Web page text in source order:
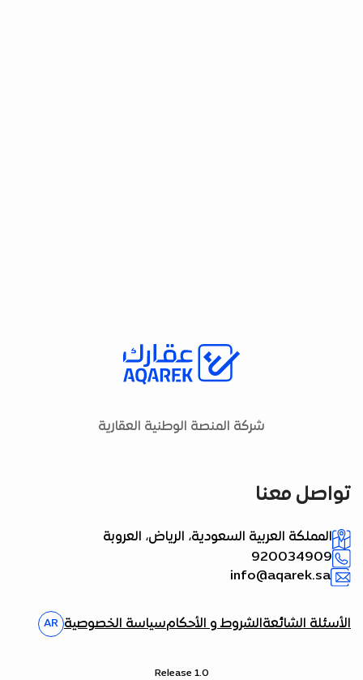
شركة المنصة الوطنية العقارية
تواصل معنا
المملكة العربية السعودية، الرياض، العروبة
920034909
info@aqarek.sa
الأسئلة الشائعةالشروط و الأحكامسياسة الخصوصية AR
Release 1.0